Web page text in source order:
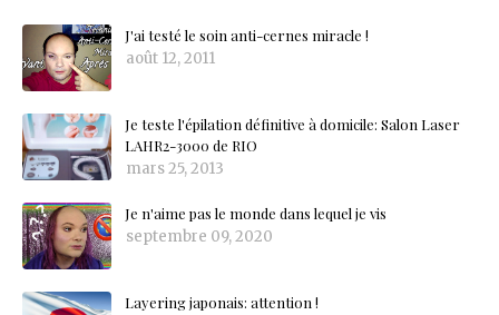
J'ai testé le soin anti-cernes miracle !
août 12, 2011
Je teste l'épilation définitive à domicile: Salon Laser
LAHR2-3000 de RIO
mars 25, 2013
Je n'aime pas le monde dans lequel je vis
septembre 09, 2020
Layering japonais: attention !